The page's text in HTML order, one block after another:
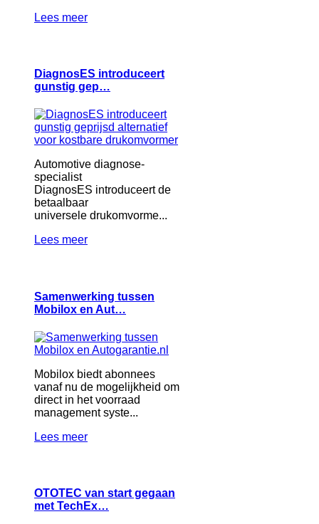
Lees meer
DiagnosES introduceert
gunstig gep…
Automotive diagnose-
specialist
DiagnosES introduceert de
betaalbaar
universele drukomvorme...
Lees meer
Samenwerking tussen
Mobilox en Aut…
Mobilox biedt abonnees
vanaf nu de mogelijkheid om
direct in het voorraad
management syste...
Lees meer
OTOTEC van start gegaan
met TechEx…